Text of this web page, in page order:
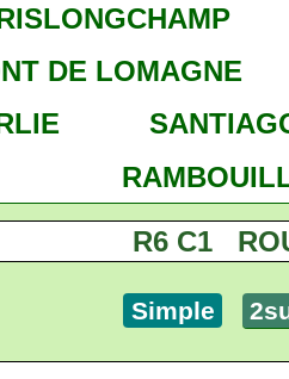
DE LOMAGNE
R6 C1
Simple